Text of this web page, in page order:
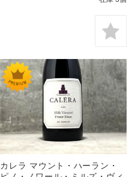
カレラ マウント・ハーラン・